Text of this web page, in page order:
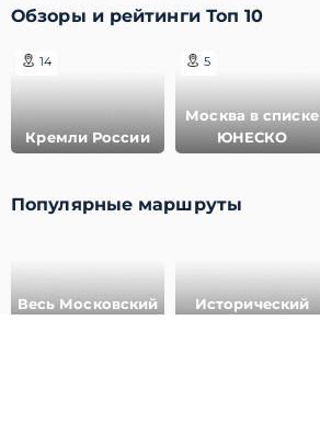
Обзоры и рейтинги Топ 10
14
Кремли России
5
Москва в списке
ЮНЕСКО
Популярные маршруты
Весь Московский
Исторический